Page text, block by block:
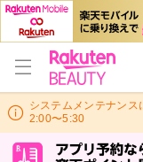
システムメンテナン
2:00〜5:30